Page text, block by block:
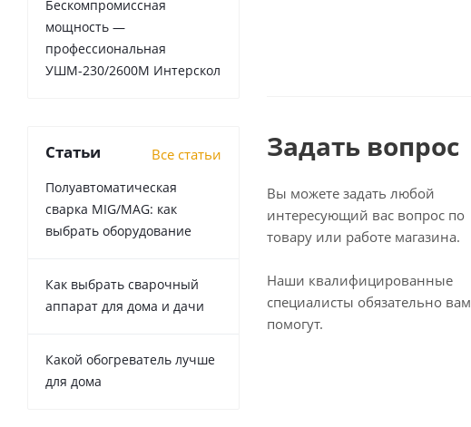
Задать вопрос
Вы можете задать любой
интересующий вас вопрос по
товару или работе магазина.
Наши квалифицированные
специалисты обязательно вам
помогут.
Бескомпромиссная
мощность —
профессиональная
УШМ-230/2600М Интерскол
Статьи Все статьи
Полуавтоматическая
сварка MIG/MAG: как
выбрать оборудование
Как выбрать сварочный
аппарат для дома и дачи
Какой обогреватель лучше
для дома